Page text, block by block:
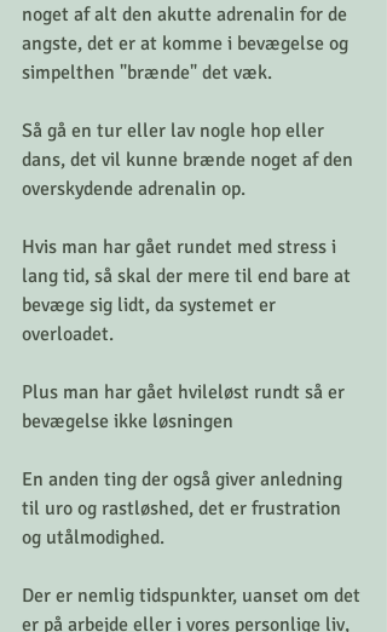
noget af alt den akutte adrenalin for de
angste, det er at komme i bevægelse og
simpelthen "brænde" det væk.
Så gå en tur eller lav nogle hop eller
dans, det vil kunne brænde noget af den
overskydende adrenalin op.
Hvis man har gået rundet med stress i
lang tid, så skal der mere til end bare at
bevæge sig lidt, da systemet er
overloadet.
Plus man har gået hvileløst rundt så er
bevægelse ikke løsningen
En anden ting der også giver anledning
til uro og rastløshed, det er frustration
og utålmodighed.
Der er nemlig tidspunkter, uanset om det
er på arbejde eller i vores personlige liv,